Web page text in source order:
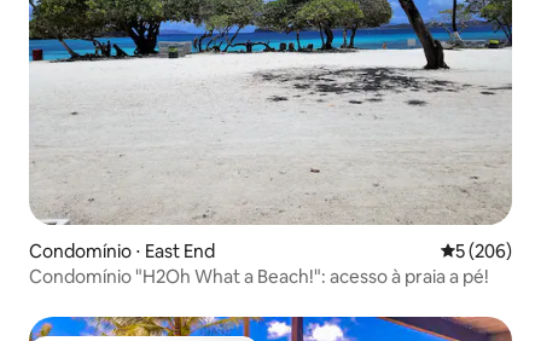
Condomínio ⋅ East End 5 de uma
5 (206)
Condomínio "H2Oh What a Beach!": acesso à praia a pé!